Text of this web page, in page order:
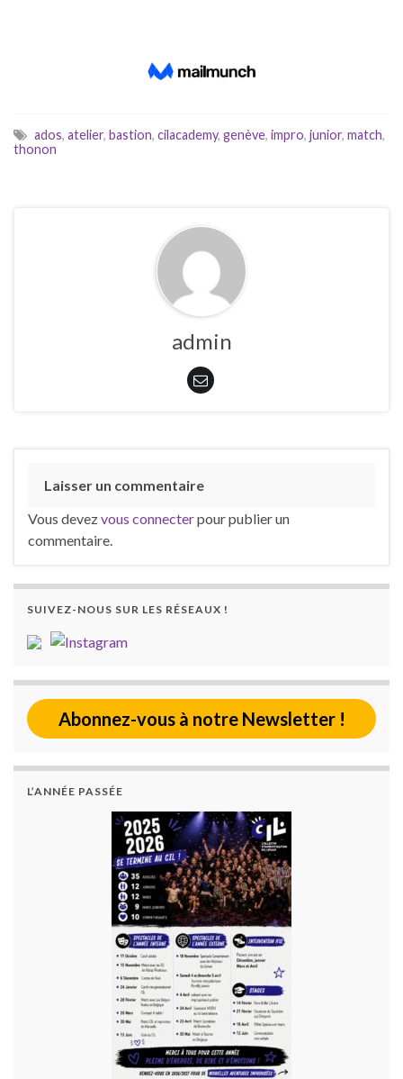
ados, atelier, bastion, cilacademy, genève, impro, junior, match,
thonon
admin
Laisser un commentaire
Vous devezvous connecterpour publier un
commentaire.
SUIVEZ-NOUS SUR LES RÉSEAUX !
Abonnez-vous à notre Newsletter !
L’ANNÉE PASSÉE